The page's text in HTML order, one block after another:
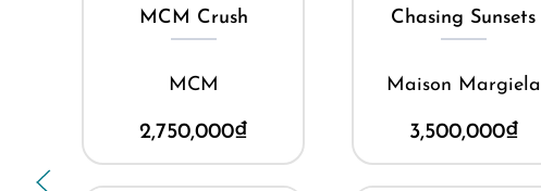
MCM Crush
MCM
2,750,000₫
Chasing Sunsets
Maison Margiela
3,500,000₫